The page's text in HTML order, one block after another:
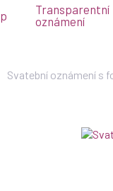
Transparentní
oznámení
Svatební oznámení s